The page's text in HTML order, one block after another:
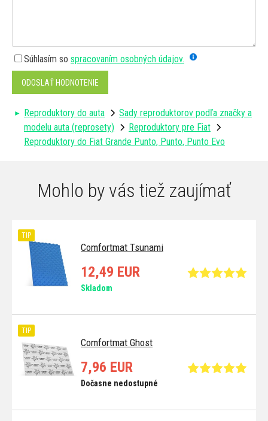
Súhlasím so spracovaním osobných údajov.
ODOSLAŤ HODNOTENIE
Reproduktory do auta
Sady reproduktorov podľa značky a
modelu auta (reprosety)
Reproduktory pre Fiat
Reproduktory do Fiat Grande Punto, Punto, Punto Evo
Mohlo by vás tiež zaujímať
Comfortmat Tsunami
TIP
12,49 EUR
Skladom
Comfortmat Ghost
TIP
7,96 EUR
Dočasne nedostupné